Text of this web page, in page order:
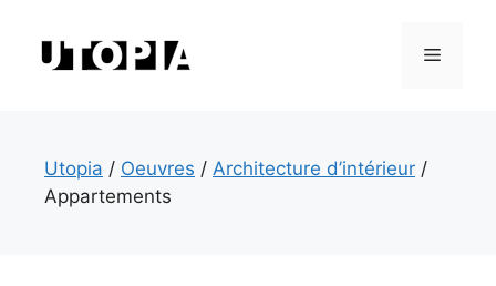
contenu
Menu
Utopia / Oeuvres / Architecture d’intérieur /
Appartements